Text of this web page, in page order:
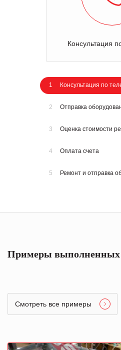
Консультация
1 Консультация по
2 Отправка
3 Оценка стоимости
4 Оплата счета
5 Ремонт и отправка
Примеры выполненных
Смотреть все примеры